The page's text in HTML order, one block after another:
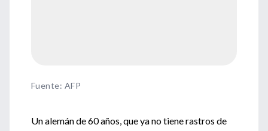
Fuente: AFP
Un alemán de 60 años, que ya no tiene rastros de